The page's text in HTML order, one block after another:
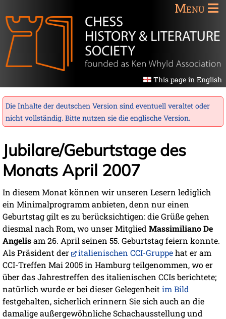
Menu
This page in English
Die Inhalte der deutschen Version sind eventuell veraltet oder
nicht vollständig. Bitte nutzen sie die englische Version.
Jubilare/Geburtstage des
Monats April 2007
In diesem Monat können wir unseren Lesern lediglich
ein Minimalprogramm anbieten, denn nur einen
Geburtstag gilt es zu berücksichtigen: die Grüße gehen
diesmal nach Rom, wo unser Mitglied Massimiliano De
Angelisam 26. April seinen 55. Geburtstag feiern konnte.
Als Präsident der
italienischen CCI-Gruppehat er am
CCI-Treffen Mai 2005 in Hamburg teilgenommen, wo er
über das Jahrestreffen des italienischen CCIs berichtete;
natürlich wurde er bei dieser Gelegenheit im Bild
festgehalten, sicherlich erinnern Sie sich auch an die
damalige außergewöhnliche Schachausstellung und